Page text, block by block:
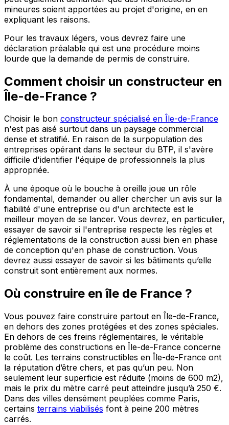
mineures soient apportées au projet d'origine, en en
expliquant les raisons.
Pour les travaux légers, vous devrez faire une
déclaration préalable qui est une procédure moins
lourde que la demande de permis de construire.
Comment choisir un constructeur en
Île-de-France ?
Choisir le bon constructeur spécialisé en Île-de-France
n'est pas aisé surtout dans un paysage commercial
dense et stratifié. En raison de la surpopulation des
entreprises opérant dans le secteur du BTP, il s'avère
difficile d'identifier l'équipe de professionnels la plus
appropriée.
À une époque où le bouche à oreille joue un rôle
fondamental, demander ou aller chercher un avis sur la
fiabilité d'une entreprise ou d'un architecte est le
meilleur moyen de se lancer. Vous devrez, en particulier,
essayer de savoir si l'entreprise respecte les règles et
réglementations de la construction aussi bien en phase
de conception qu'en phase de construction. Vous
devrez aussi essayer de savoir si les bâtiments qu’elle
construit sont entièrement aux normes.
Où construire en île de France ?
Vous pouvez faire construire partout en Île-de-France,
en dehors des zones protégées et des zones spéciales.
En dehors de ces freins réglementaires, le véritable
problème des constructions en Île-de-France concerne
le coût. Les terrains constructibles en Île-de-France ont
la réputation d’être chers, et pas qu’un peu. Non
seulement leur superficie est réduite (moins de 600 m2),
mais le prix du mètre carré peut atteindre jusqu’à 250 €.
Dans des villes densément peuplées comme Paris,
certains terrains viabilisés font à peine 200 mètres
carrés.